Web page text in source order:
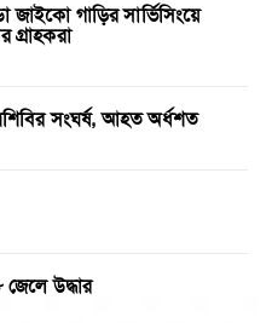
জাইকো গাড়ির সার্ভিসিংয়ে
গ্রাহকরা
সংঘর্ষ, আহত অর্ধশত
উদ্ধার